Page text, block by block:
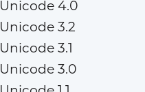
Unicode 4.0
Unicode 3.2
Unicode 3.1
Unicode 3.0